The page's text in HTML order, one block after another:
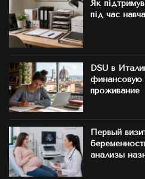
Як
під час
DSU в
финансовую
проживание
Первый
анализы